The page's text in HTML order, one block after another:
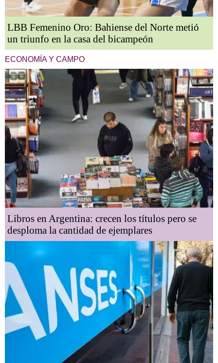
LBB Femenino Oro: Bahiense del Norte metió
un triunfo en la casa del bicampeón
ECONOMÍA Y CAMPO
Libros en Argentina: crecen los títulos pero se
desploma la cantidad de ejemplares